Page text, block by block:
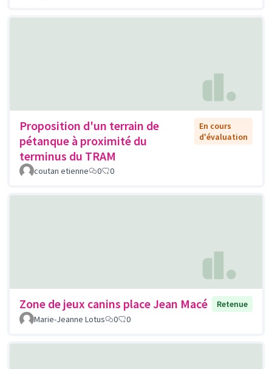
Proposition d'un terrain de
pétanque à proximité du
terminus du TRAM
En cours
d'évaluation
coutan etienne 0 0
Zone de jeux canins place Jean Macé
Retenue
Marie-Jeanne Lotus
0 0